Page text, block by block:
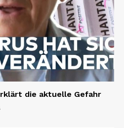
die aktuelle Gefahr